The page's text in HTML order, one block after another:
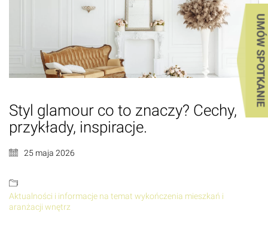
UMÓW SPOTKANIE
Styl glamour co to znaczy? Cechy,
przykłady, inspiracje.
25 maja 2026
Aktualności i informacje na temat wykończenia mieszkań i
aranżacji wnętrz